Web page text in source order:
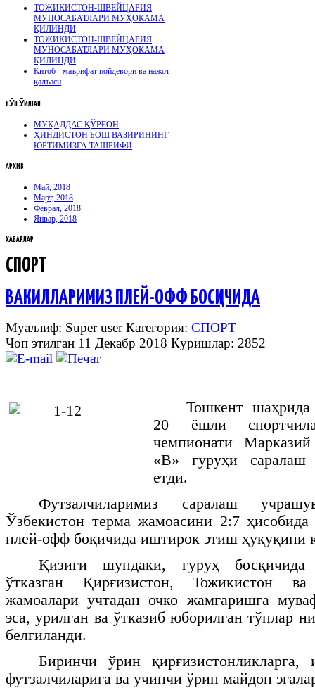
ТОЖИКИСТОН-ШВЕЙЦАРИЯ
МУНОСАБАТЛАРИ МУҲОКАМА
ҚИЛИНДИ
ТОЖИКИСТОН-ШВЕЙЦАРИЯ
МУНОСАБАТЛАРИ МУҲОКАМА
ҚИЛИНДИ
Китоб - маърифат пойдевори ва нажот
қалъаси
КӮП ӮҚИЛГАН
МУҚАДДАС ҚЎРҒОН
ҲИНДИСТОН БОШ ВАЗИРИНИНГ
ЮРТИМИЗГА ТАШРИФИ
АРХИВ
Май, 2018
Март, 2018
Феврал, 2018
Январ, 2018
ХАБАРЛАР
СПОРТ
ВАКИЛЛАРИМИЗ ПЛЕЙ-ОФФ БОСҚИЧИДА
Муаллиф: Super userКатегория: СПОРТ
Чоп этилган 11 Декабр 2018 Кӯришлар: 2852
Тошкент
20 ёшли
чемпионати
«В» гуруҳи саралаш
етди.
Футзалчиларимиз саралаш
Ўзбекистон терма жамоасини 2:7 ҳисобида
плей-офф боқичида иштирок этиш ҳуқуқини
Қизиғи шундаки, гуруҳ босқичида
ўтказган Қирғизистон, Тожикистон
жамоалари учтадан очко жамғаришга
эса, урилган ва ўтказиб юборилган тўплар
белгиланди.
Биринчи ўрин
футзалчиларига ва учинчи ўрин майдон